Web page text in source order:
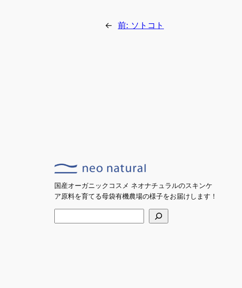
← 前: ソトコト
国産オーガニックコスメ ネオナチュラルのスキンケ
ア原料を育てる母袋有機農場の様子をお届けします！